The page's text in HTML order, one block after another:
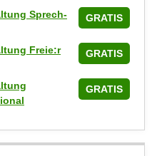
Sprech-
GRATIS
Freie:r
GRATIS
GRATIS